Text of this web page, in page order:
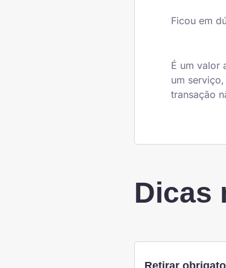
Ficou em
É um valor
um
transação
Dicas